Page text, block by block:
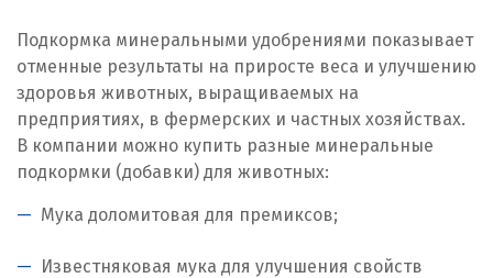
Ижевск
Иркутск
Ишим
К
Подкормка минеральными удобрениями показывает
отменные результаты на приросте веса и улучшению
здоровья животных, выращиваемых на
предприятиях, в фермерских и частных хозяйствах.
В компании можно купить разные минеральные
подкормки (добавки) для животных:
Мука доломитовая для премиксов;
Известняковая мука для улучшения свойств